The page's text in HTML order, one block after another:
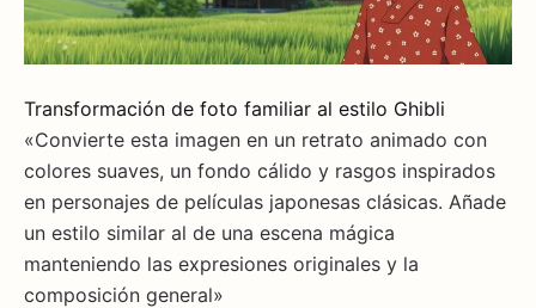
Transformación de foto familiar al estilo Ghibli
«Convierte esta imagen en un retrato animado con
colores suaves, un fondo cálido y rasgos inspirados
en personajes de películas japonesas clásicas. Añade
un estilo similar al de una escena mágica
manteniendo las expresiones originales y la
composición general»